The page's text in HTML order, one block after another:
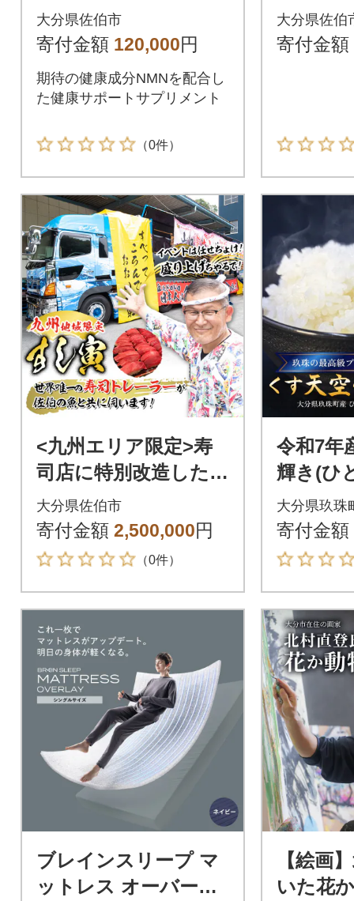
メント「NMNファイ
ナ」 (約30日分・計18
大分県佐伯市
寄付金額 120,000円
期待の健康成分NMNを配合し
た健康サポートサプリメント
（0件）
ト「
(約30日
大分県佐伯
寄付金額
<九州エリア限定>寿
司店に特別改造した大
型トレーラー!すし寅
【出張料理】
大分県佐伯市
寄付金額 2,500,000円
（0件）
令和7年
輝き(ひ
白米 精
大分県玖珠
寄付金額
ブレインスリープ マ
ットレス オーバーレ
【絵画
いた花